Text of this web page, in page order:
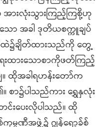
အားလုံးသွားကြည့်ကြစို့ဟု
ာ အခါ ဒုတိယစက္ကူချပ်
၌ချိတ်ထားသည်ကို တွေ့
းထားသောစာကိုဖတ်ကြည့်
ေ။ ထိုအခါရဟန်းတော်က
စာ၌ပါသည်ကား ရွှေနှလုံး
င်းပေးလိုပါသည်။ ထို
မ္ပဏီအဖွဲ့၌ ဂျွန်ရော့ခ်စ်